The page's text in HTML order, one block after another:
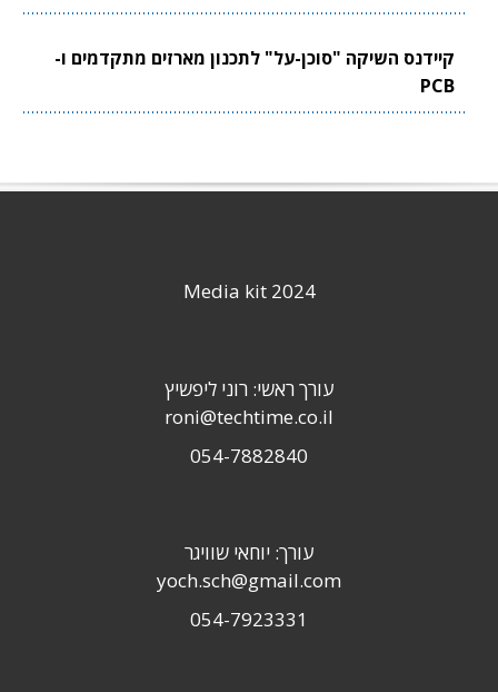
קיידנס השיקה "סוכן-על" לתכנון מארזים מתקדמים ו-
PCB
Media kit 2024
עורך ראשי: רוני ליפשיץ
roni@techtime.co.il
054-7882840
עורך: יוחאי שוויגר
yoch.sch@gmail.com
054-7923331